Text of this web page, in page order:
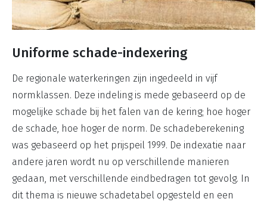
Uniforme schade-indexering
De regionale waterkeringen zijn ingedeeld in vijf
normklassen. Deze indeling is mede gebaseerd op de
mogelijke schade bij het falen van de kering; hoe hoger
de schade, hoe hoger de norm. De schadeberekening
was gebaseerd op het prijspeil 1999. De indexatie naar
andere jaren wordt nu op verschillende manieren
gedaan, met verschillende eindbedragen tot gevolg. In
dit thema is nieuwe schadetabel opgesteld en een